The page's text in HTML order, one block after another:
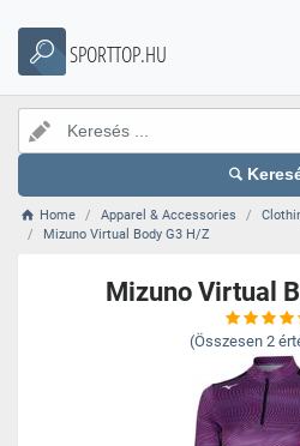
SPORTTOP.HU
Home Apparel & Accessories
Mizuno Virtual Body G3 H/Z
Mizuno Virtual
(Összesen 2